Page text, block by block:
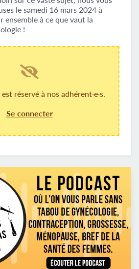
le samedi 16 mars 2024 à
ensemble à ce que vaut la
!
réservé à nos adhérent·e·s.
Se connecter